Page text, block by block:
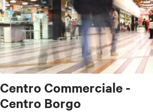
Convenzionati BWC
Novità
Centro Commerciale -
Centro Borgo